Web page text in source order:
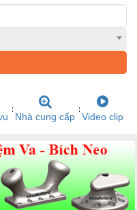
Nhà cung cấp Video clip